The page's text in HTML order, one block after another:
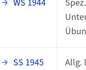
WS 1944
SS 1945
Allg.